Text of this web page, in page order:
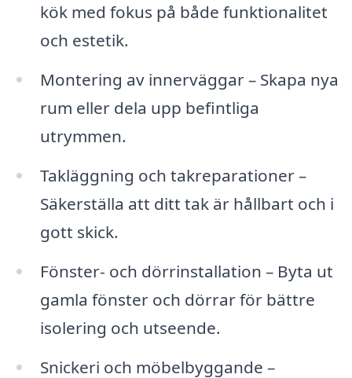
kök med fokus på både funktionalitet
och estetik.
Montering av innerväggar – Skapa nya
rum eller dela upp befintliga
utrymmen.
Takläggning och takreparationer –
Säkerställa att ditt tak är hållbart och i
gott skick.
Fönster- och dörrinstallation – Byta ut
gamla fönster och dörrar för bättre
isolering och utseende.
Snickeri och möbelbyggande –